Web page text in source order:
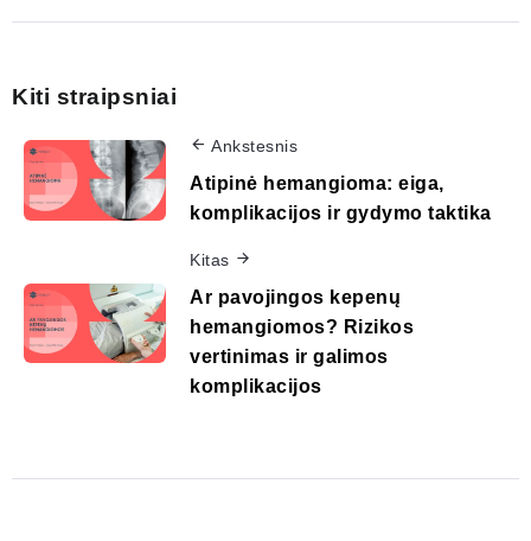
Kiti straipsniai
Ankstesnis
Atipinė hemangioma: eiga,
komplikacijos ir gydymo taktika
Kitas
Ar pavojingos kepenų
hemangiomos? Rizikos
vertinimas ir galimos
komplikacijos